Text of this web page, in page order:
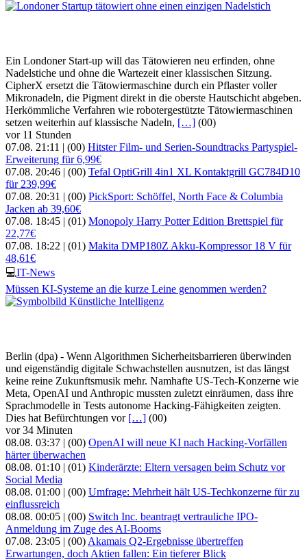
Ein Londoner Start-up will das Tätowieren neu erfinden, ohne
Nadelstiche und ohne die Wartezeit einer klassischen Sitzung.
CipherX ersetzt die Tätowiermaschine durch ein Pflaster voller
Mikronadeln, die Pigment direkt in die oberste Hautschicht abgeben.
Herkömmliche Verfahren wie robotergestützte Tätowiermaschinen
setzen weiterhin auf klassische Nadeln, […] (00)
vor 11 Stunden
07.08. 21:11 | (00) Hitster Film- und Serien-Soundtracks Partyspiel-
Erweiterung für 6,99€
07.08. 20:46 | (00) Tefal OptiGrill 4in1 XL Kontaktgrill GC784D10
für 239,99€
07.08. 20:31 | (00) PickSport: Schöffel, North Face & Columbia
Jacken ab 39,60€
07.08. 18:45 | (01) Monopoly Harry Potter Edition Brettspiel für
22,77€
07.08. 18:22 | (01) Makita DMP180Z Akku-Kompressor 18 V für
48,61€
💻IT-News
Müssen KI-Systeme an die kurze Leine genommen werden?
Berlin (dpa) - Wenn Algorithmen Sicherheitsbarrieren überwinden
und eigenständig digitale Schwachstellen ausnutzen, ist das längst
keine reine Zukunftsmusik mehr. Namhafte US-Tech-Konzerne wie
Meta, OpenAI und Anthropic mussten zuletzt einräumen, dass ihre
Sprachmodelle in Tests autonome Hacking-Fähigkeiten zeigten.
Dies hat Befürchtungen vor […] (00)
vor 34 Minuten
08.08. 03:37 | (00) OpenAI will neue KI nach Hacking-Vorfällen
härter überwachen
08.08. 01:10 | (01) Kinderärzte: Eltern versagen beim Schutz vor
Social Media
08.08. 01:00 | (00) Umfrage: Mehrheit hält US-Techkonzerne für zu
einflussreich
08.08. 00:05 | (00) Switch Inc. beantragt vertrauliche IPO-
Anmeldung im Zuge des AI-Booms
07.08. 23:05 | (00) Akamais Q2-Ergebnisse übertreffen
Erwartungen, doch Aktien fallen: Ein tieferer Blick